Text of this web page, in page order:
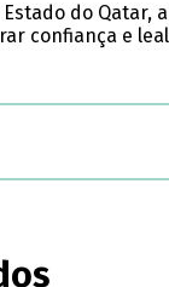
do Qatar,
confiança e